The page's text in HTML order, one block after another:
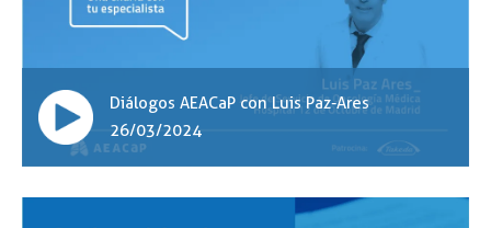
Diálogos AEACaP con Luis Paz-Ares
26/03/2024